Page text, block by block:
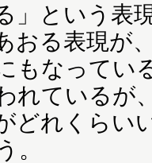
」という表
おる表現が
もなってい
れているが
どれくらい
。